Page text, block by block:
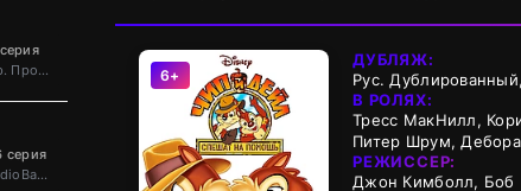
Укр. Проф. багатоголосий
серия
StudioBand
6+
ДУБЛЯЖ:
Рус.
В РОЛЯХ:
Тресс МакНилл,
Питер Шрум,
РЕЖИССЕР:
Джон Кимболл, Боб